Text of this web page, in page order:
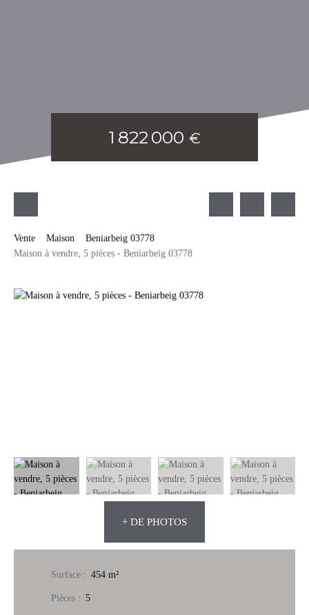
1 822 000 €
Vente Maison
Beniarbeig 03778
Maison à vendre, 5 pièces - Beniarbeig 03778
+ DE PHOTOS
Surface : 454 m²
Pièces : 5